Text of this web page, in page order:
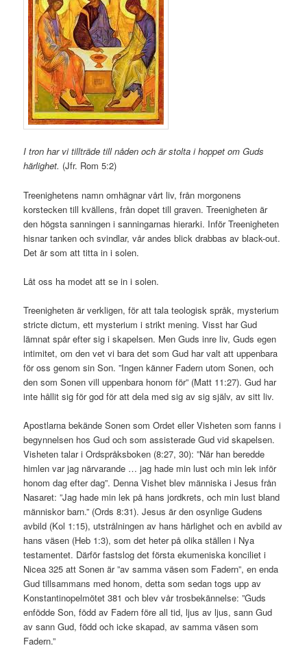
I tron har vi tillträde till nåden och är stolta i hoppet om Guds
härlighet. (Jfr. Rom 5:2)
Treenighetens namn omhägnar vårt liv, från morgonens
korstecken till kvällens, från dopet till graven. Treenigheten är
den högsta sanningen i sanningarnas hierarki. Inför Treenigheten
hisnar tanken och svindlar, vår andes blick drabbas av black-out.
Det är som att titta in i solen.
Låt oss ha modet att se in i solen.
Treenigheten är verkligen, för att tala teologisk språk, mysterium
stricte dictum, ett mysterium i strikt mening. Visst har Gud
lämnat spår efter sig i skapelsen. Men Guds inre liv, Guds egen
intimitet, om den vet vi bara det som Gud har valt att uppenbara
för oss genom sin Son. ”Ingen känner Fadern utom Sonen, och
den som Sonen vill uppenbara honom för” (Matt 11:27). Gud har
inte hållit sig för god för att dela med sig av sig själv, av sitt liv.
Apostlarna bekände Sonen som Ordet eller Visheten som fanns i
begynnelsen hos Gud och som assisterade Gud vid skapelsen.
Visheten talar i Ordspråksboken (8:27, 30): ”När han beredde
himlen var jag närvarande … jag hade min lust och min lek inför
honom dag efter dag”. Denna Vishet blev människa i Jesus från
Nasaret: ”Jag hade min lek på hans jordkrets, och min lust bland
människor barn.” (Ords 8:31). Jesus är den osynlige Gudens
avbild (Kol 1:15), utstrålningen av hans härlighet och en avbild av
hans väsen (Heb 1:3), som det heter på olika ställen i Nya
testamentet. Därför fastslog det första ekumeniska konciliet i
Nicea 325 att Sonen är ”av samma väsen som Fadern”, en enda
Gud tillsammans med honom, detta som sedan togs upp av
Konstantinopelmötet 381 och blev vår trosbekännelse: ”Guds
enfödde Son, född av Fadern före all tid, ljus av ljus, sann Gud
av sann Gud, född och icke skapad, av samma väsen som
Fadern.”